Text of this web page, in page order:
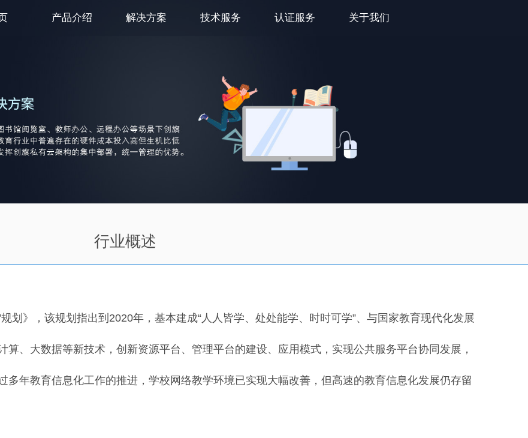
产品介绍 解决方案 技术服务 认证服务 关于我们
行业概述
划》，该规划指出到2020年，基本建成“人人皆学、处处能学、时时可学”、与国家教育现代化发展
、大数据等新技术，创新资源平台、管理平台的建设、应用模式，实现公共服务平台协同发展，
多年教育信息化工作的推进，学校网络教学环境已实现大幅改善，但高速的教育信息化发展仍存留